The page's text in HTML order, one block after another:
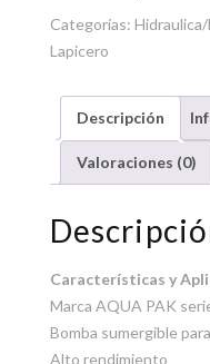
Categorías:
Lapicero
Descripción
Valoraciones (0)
Características y
Marca AQUA PAK
Bomba sumergible
Alto rendimiento